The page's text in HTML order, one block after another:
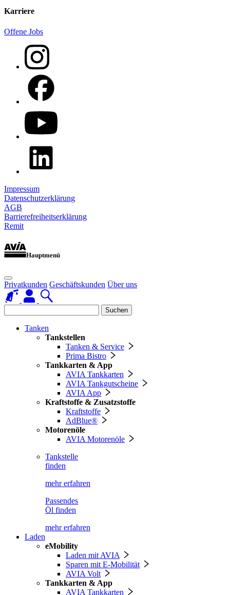
Karriere
Offene Jobs
Impressum
Datenschutzerklärung
AGB
Barrierefreiheitserklärung
Remit
Hauptmenü
Privatkunden Geschäftskunden Über uns
Suchen
Tanken
Tankstellen
Tanken & Service
Prima Bistro
Tankkarten & App
AVIA Tankkarten
AVIA Tankgutscheine
AVIA App
Kraftstoffe & Zusatzstoffe
Kraftstoffe
AdBlue®
Motorenöle
AVIA Motorenöle
Tankstelle
finden
mehr erfahren
Passendes
Öl finden
mehr erfahren
Laden
eMobility
Laden mit AVIA
Sparen mit E-Mobilität
AVIA Volt
Tankkarten & App
AVIA Tankkarten